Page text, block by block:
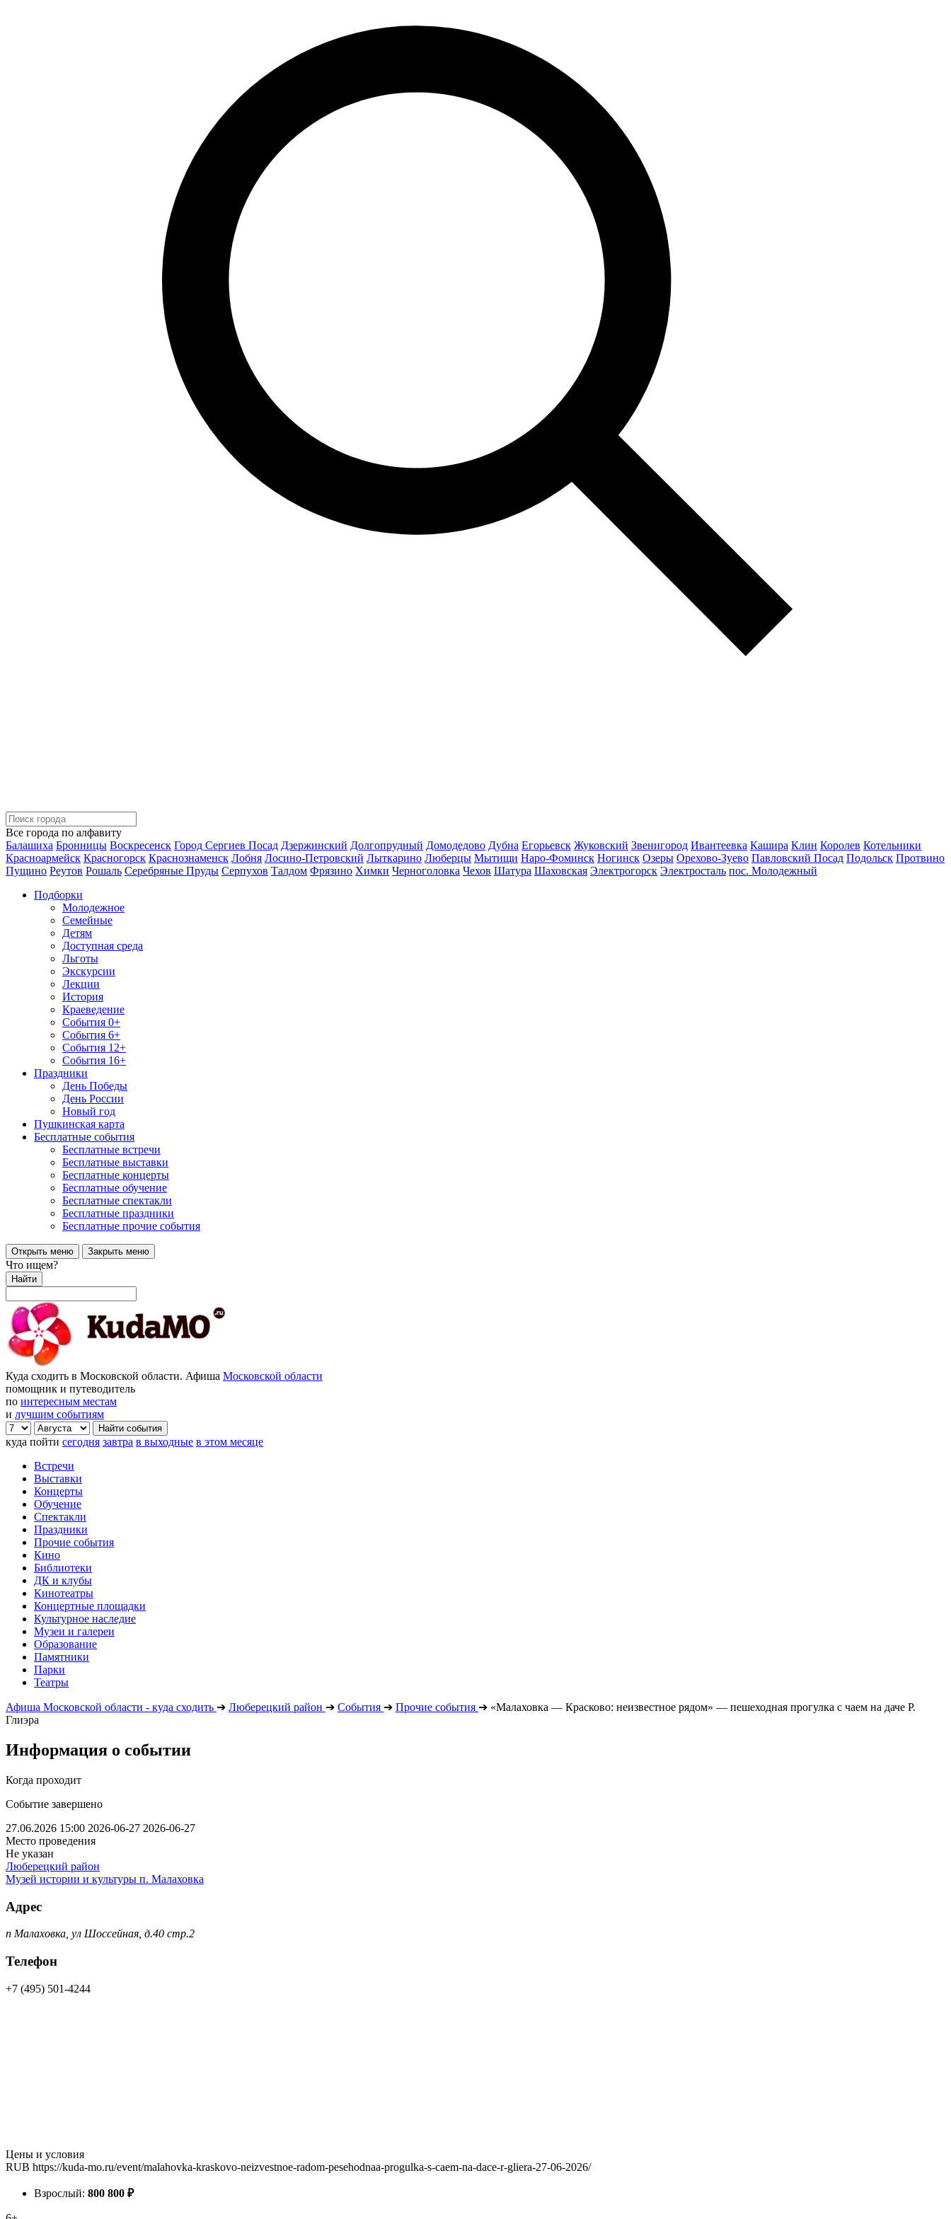
Все города по алфавиту
Балашиха Бронницы Воскресенск Город Сергиев Посад Дзержинский Долгопрудный Домодедово Дубна Егорьевск Жуковский Звенигород Ивантеевка Кашира Клин Королев Котельники
Красноармейск Красногорск Краснознаменск Лобня Лосино-Петровский Лыткарино Люберцы Мытищи Наро-Фоминск Ногинск Озеры Орехово-Зуево Павловский Посад Подольск Протвино
Пущино Реутов Рошаль Серебряные Пруды Серпухов Талдом Фрязино Химки Черноголовка Чехов Шатура Шаховская Электрогорск Электросталь пос. Молодежный
Подборки
Молодежное
Семейные
Детям
Доступная среда
Льготы
Экскурсии
Лекции
История
Краеведение
События 0+
События 6+
События 12+
События 16+
Праздники
День Победы
День России
Новый год
Пушкинская карта
Бесплатные события
Бесплатные встречи
Бесплатные выставки
Бесплатные концерты
Бесплатные обучение
Бесплатные спектакли
Бесплатные праздники
Бесплатные прочие события
Открыть меню Закрыть меню
Что ищем?
Найти
Куда сходить в Московской области. Афиша Московской области
помощник и путеводитель
по интересным местам
и лучшим событиям
куда пойти сегодня завтра в выходные в этом месяце
Встречи
Выставки
Концерты
Обучение
Спектакли
Праздники
Прочие события
Кино
Библиотеки
ДК и клубы
Кинотеатры
Концертные площадки
Культурное наследие
Музеи и галереи
Образование
Памятники
Парки
Театры
Афиша Московской области - куда сходить ➔ Люберецкий район ➔ События ➔ Прочие события ➔ «Малаховка — Красково: неизвестное рядом» — пешеходная прогулка с чаем на даче Р.
Глиэра
Информация о событии
Когда проходит
Событие завершено
27.06.2026 15:00 2026-06-27 2026-06-27
Место проведения
Не указан
Люберецкий район
Музей истории и культуры п. Малаховка
Адрес
п Малаховка, ул Шоссейная, д.40 стр.2
Телефон
+7 (495) 501-4244
Цены и условия
RUB https://kuda-mo.ru/event/malahovka-kraskovo-neizvestnoe-radom-pesehodnaa-progulka-s-caem-na-dace-r-gliera-27-06-2026/
Взрослый: 800 800 ₽